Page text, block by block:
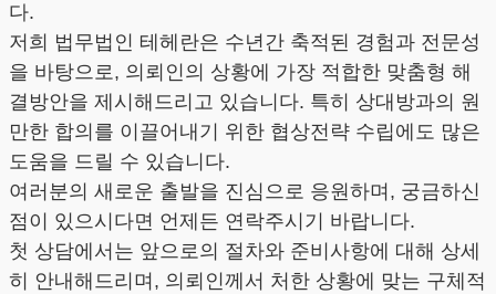
다.
저희 법무법인 테헤란은 수년간 축적된 경험과 전문성
을 바탕으로, 의뢰인의 상황에 가장 적합한 맞춤형 해
결방안을 제시해드리고 있습니다. 특히 상대방과의 원
만한 합의를 이끌어내기 위한 협상전략 수립에도 많은
도움을 드릴 수 있습니다.
여러분의 새로운 출발을 진심으로 응원하며, 궁금하신
점이 있으시다면 언제든 연락주시기 바랍니다.
첫 상담에서는 앞으로의 절차와 준비사항에 대해 상세
히 안내해드리며, 의뢰인께서 처한 상황에 맞는 구체적